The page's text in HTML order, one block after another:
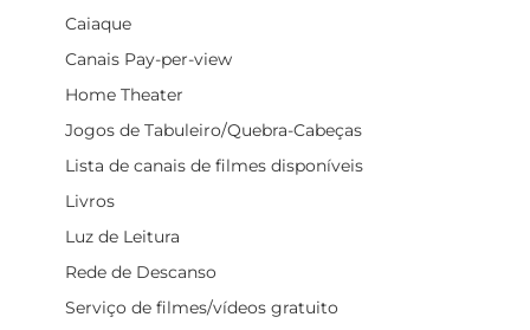
Caiaque
Canais Pay-per-view
Home Theater
Jogos de Tabuleiro/Quebra-Cabeças
Lista de canais de filmes disponíveis
Livros
Luz de Leitura
Rede de Descanso
Serviço de filmes/vídeos gratuito